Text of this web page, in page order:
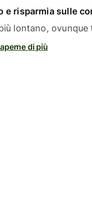
e risparmia sulle
lontano, ovunque
di più